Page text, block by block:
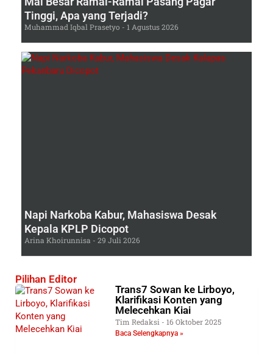
Tinggi, Apa yang Terjadi?
Muhammad Iqbal Prasetyo 1 Agustus 2026
Napi Narkoba Kabur, Mahasiswa Desak
Kepala KPLP Dicopot
Arina Khoirunnisa 29 Juli 2026
Pilihan Editor
Trans7 Sowan ke Lirboyo,
Klarifikasi Konten yang
Melecehkan Kiai
Tim Redaksi 16 Oktober 2025
Baca Selengkapnya »